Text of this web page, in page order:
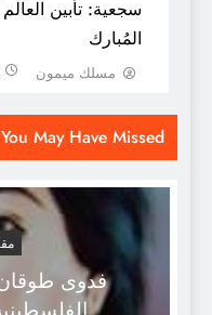
سجعية: تأبين
المُبارك
مسلك ميمون
You May Have Missed
فدوى